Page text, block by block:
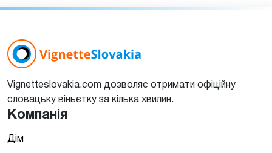
Vignetteslovakia.com дозволяє отримати офіційну
словацьку віньєтку за кілька хвилин.
Компанія
Дім